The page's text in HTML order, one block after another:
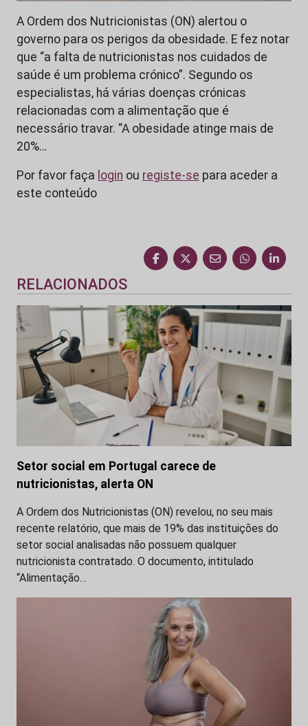
A Ordem dos Nutricionistas (ON) alertou o
governo para os perigos da obesidade. E fez notar
que “a falta de nutricionistas nos cuidados de
saúde é um problema crónico”. Segundo os
especialistas, há várias doenças crónicas
relacionadas com a alimentação que é
necessário travar. “A obesidade atinge mais de
20%…
Por favor faça login ou registe-se para aceder a
este conteúdo
RELACIONADOS
Setor social em Portugal carece de
nutricionistas, alerta ON
A Ordem dos Nutricionistas (ON) revelou, no seu mais
recente relatório, que mais de 19% das instituições do
setor social analisadas não possuem qualquer
nutricionista contratado. O documento, intitulado
“Alimentação…